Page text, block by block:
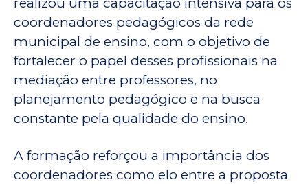
coordenadores pedagógicos da rede
municipal de ensino, com o objetivo de
fortalecer o papel desses profissionais na
mediação entre professores, no
planejamento pedagógico e na busca
constante pela qualidade do ensino.
A formação reforçou a importância dos
coordenadores como elo entre a proposta